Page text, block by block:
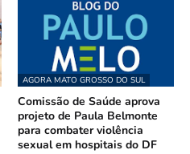
AGORA MATO GROSSO DO SUL
Comissão de Saúde aprova
projeto de Paula Belmonte
para combater violência
sexual em hospitais do DF